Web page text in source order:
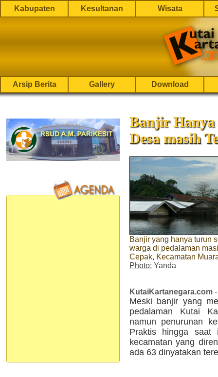
Kabupaten Kesultanan Wisata
Arsip Berita Gallery Download
Banjir Hanya
Desa masih
Banjir yang hanya turun
warga di pedalaman
Cepak, Kecamatan
Photo: Yanda
KutaiKartanegara.com
Meski banjir yang
pedalaman Kutai
namun penurunan
Praktis hingga
kecamatan yang
ada 63 dinyatakan